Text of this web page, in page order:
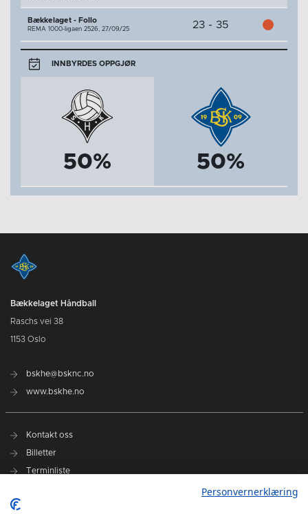
Bækkelaget - Follo
REMA 1000-ligaen 2526, 27/09/25 23 - 35
INNBYRDES OPPGJØR
50% 50%
Bækkelaget Håndball
Raschs vei 38
1153 Oslo
bskhe@bsknc.no
www.bskhe.no
Kontakt oss
Billetter
Terminliste
Personvernerklæring